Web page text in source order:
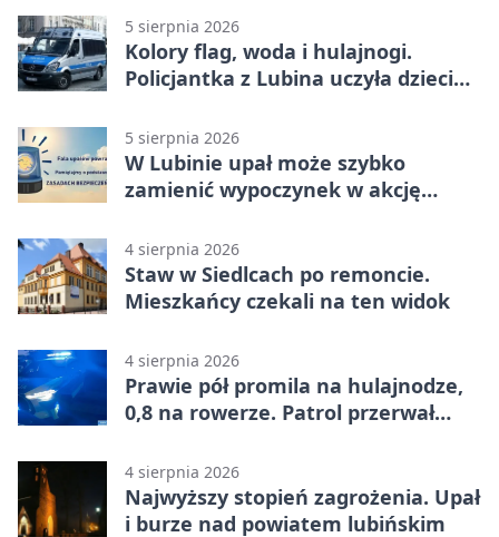
5 sierpnia 2026
Kolory flag, woda i hulajnogi.
Policjantka z Lubina uczyła dzieci
5 sierpnia 2026
W Lubinie upał może szybko
zamienić wypoczynek w akcję
4 sierpnia 2026
Staw w Siedlcach po remoncie.
Mieszkańcy czekali na ten widok
4 sierpnia 2026
Prawie pół promila na hulajnodze,
0,8 na rowerze. Patrol przerwał
4 sierpnia 2026
Najwyższy stopień zagrożenia. Upał
i burze nad powiatem lubińskim